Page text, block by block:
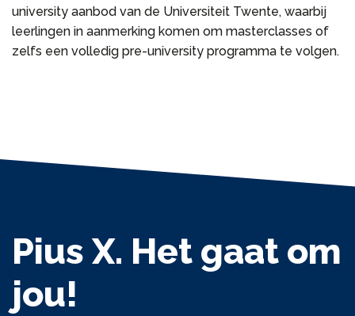
university aanbod van de Universiteit Twente, waarbij
leerlingen in aanmerking komen om masterclasses of
zelfs een volledig pre-university programma te volgen.
Pius X. Het gaat om
jou!